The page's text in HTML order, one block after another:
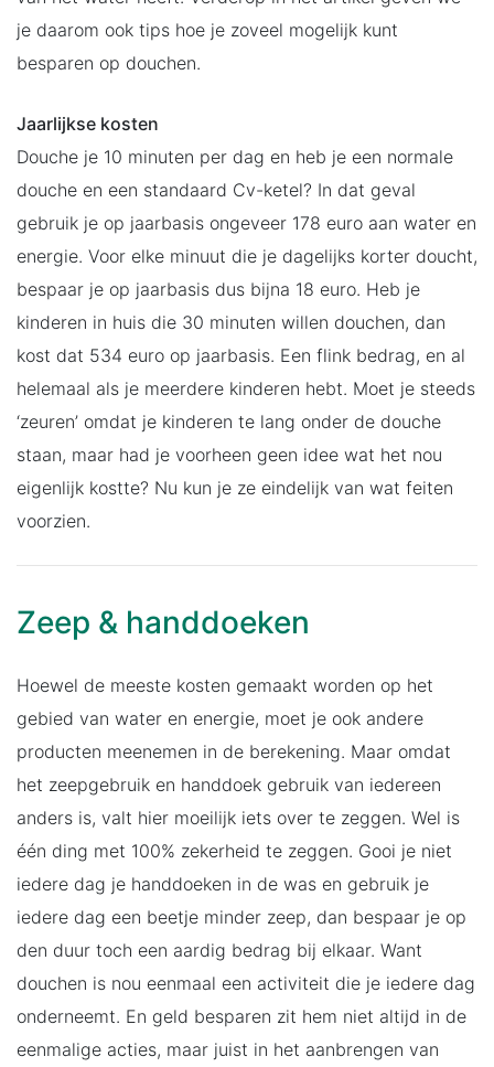
je daarom ook tips hoe je zoveel mogelijk kunt
besparen op douchen.
Jaarlijkse kosten
Douche je 10 minuten per dag en heb je een normale
douche en een standaard Cv-ketel? In dat geval
gebruik je op jaarbasis ongeveer 178 euro aan water en
energie. Voor elke minuut die je dagelijks korter doucht,
bespaar je op jaarbasis dus bijna 18 euro. Heb je
kinderen in huis die 30 minuten willen douchen, dan
kost dat 534 euro op jaarbasis. Een flink bedrag, en al
helemaal als je meerdere kinderen hebt. Moet je steeds
‘zeuren’ omdat je kinderen te lang onder de douche
staan, maar had je voorheen geen idee wat het nou
eigenlijk kostte? Nu kun je ze eindelijk van wat feiten
voorzien.
Zeep & handdoeken
Hoewel de meeste kosten gemaakt worden op het
gebied van water en energie, moet je ook andere
producten meenemen in de berekening. Maar omdat
het zeepgebruik en handdoek gebruik van iedereen
anders is, valt hier moeilijk iets over te zeggen. Wel is
één ding met 100% zekerheid te zeggen. Gooi je niet
iedere dag je handdoeken in de was en gebruik je
iedere dag een beetje minder zeep, dan bespaar je op
den duur toch een aardig bedrag bij elkaar. Want
douchen is nou eenmaal een activiteit die je iedere dag
onderneemt. En geld besparen zit hem niet altijd in de
eenmalige acties, maar juist in het aanbrengen van